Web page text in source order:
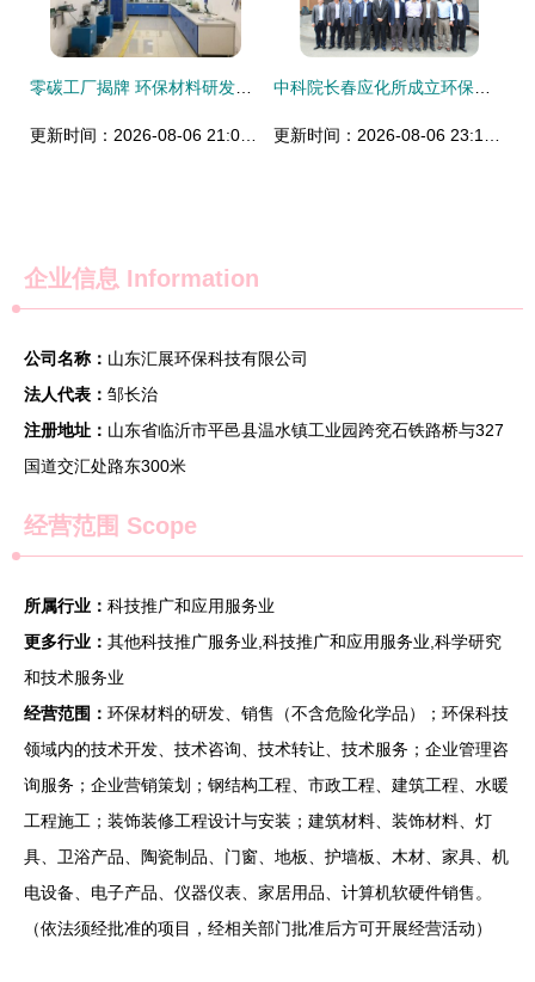
企业信息 Information
公司名称： 山东汇展环保科技有限公司
法人代表： 邹长治
注册地址： 山东省临沂市平邑县温水镇工业园跨兖石铁路桥与327
国道交汇处路东300米
经营范围 Scope
所属行业： 科技推广和应用服务业
更多行业： 其他科技推广服务业,科技推广和应用服务业,科学研究
和技术服务业
经营范围： 环保材料的研发、销售（不含危险化学品）；环保科技
领域内的技术开发、技术咨询、技术转让、技术服务；企业管理咨
询服务；企业营销策划；钢结构工程、市政工程、建筑工程、水暖
工程施工；装饰装修工程设计与安装；建筑材料、装饰材料、灯
具、卫浴产品、陶瓷制品、门窗、地板、护墙板、木材、家具、机
电设备、电子产品、仪器仪表、家居用品、计算机软硬件销售。
（依法须经批准的项目，经相关部门批准后方可开展经营活动）